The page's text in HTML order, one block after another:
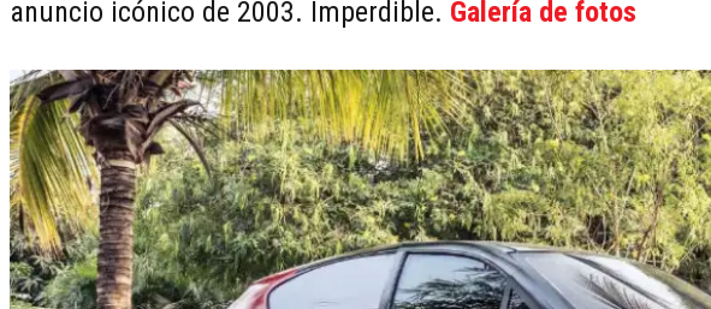
anuncio icónico de 2003. Imperdible. Galería de fotos